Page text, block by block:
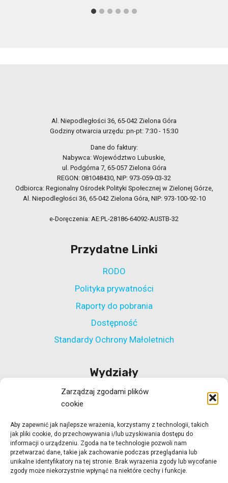
Zarządzaj zgodami plików
cookie
Aby zapewnić jak najlepsze wrażenia, korzystamy z technologii, takich
jak pliki cookie, do przechowywania i/lub uzyskiwania dostępu do
informacji o urządzeniu. Zgoda na te technologie pozwoli nam
przetwarzać dane, takie jak zachowanie podczas przeglądania lub
unikalne identyfikatory na tej stronie. Brak wyrażenia zgody lub wycofanie
zgody może niekorzystnie wpłynąć na niektóre cechy i funkcje.
Al. Niepodległości 36, 65-042 Zielona Góra
Godziny otwarcia urzędu: pn-pt: 7:30 - 15:30
Dane do faktury:
Nabywca: Województwo Lubuskie,
ul. Podgórna 7, 65-057 Zielona Góra
REGON: 081048430, NIP: 973-059-03-32
Odbiorca: Regionalny Ośrodek Polityki Społecznej w Zielonej Górze,
Al. Niepodległości 36, 65-042 Zielona Góra, NIP: 973-100-92-10
e-Doręczenia: AE:PL-28186-64092-AUSTB-32
Przydatne Linki
RODO
Polityka prywatności
Raporty do pobrania
Dostępność
Standardy Ochrony Małoletnich
Wydziały
Wydział Polityki Społecznej
Wydział ds. Rehabilitacji Zawodowej i Społecznej
Wydział Koordynacji Włączenia Społecznego
Wydział ds. Realizacji Projektów Strukturalnych
Ośrodek Adopcyjny w Zielonej Górze
Ośrodek Adopcyjny w Gorzowie Wlkp.